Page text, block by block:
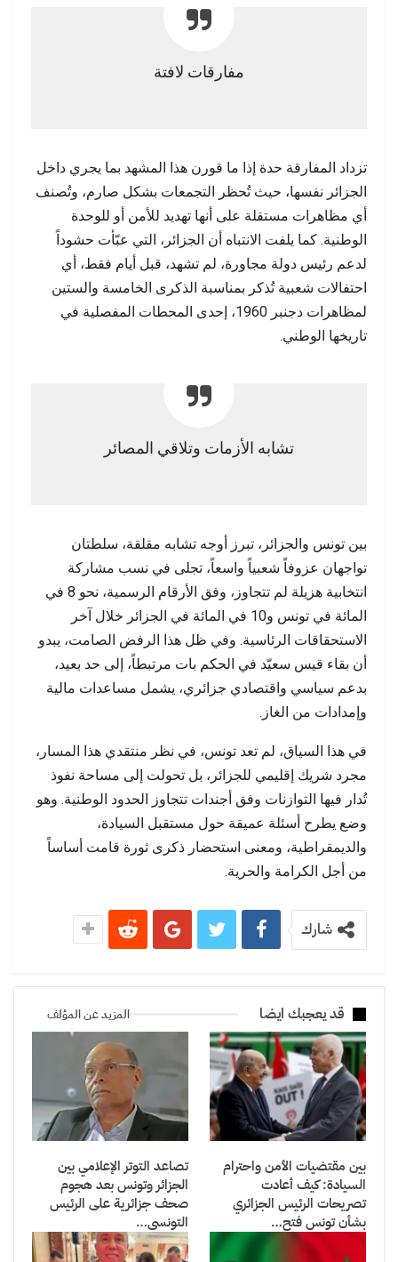
مفارقات لافتة
تزداد المفارقة حدة إذا ما قورن هذا المشهد بما يجري داخل
الجزائر نفسها، حيث تُحظر التجمعات بشكل صارم، وتُصنف
أي مظاهرات مستقلة على أنها تهديد للأمن أو للوحدة
الوطنية. كما يلفت الانتباه أن الجزائر، التي عبّأت حشوداً
لدعم رئيس دولة مجاورة، لم تشهد، قبل أيام فقط، أي
احتفالات شعبية تُذكر بمناسبة الذكرى الخامسة والستين
لمظاهرات دجنبر 1960، إحدى المحطات المفصلية في
تاريخها الوطني.
تشابه الأزمات وتلاقي المصائر
بين تونس والجزائر، تبرز أوجه تشابه مقلقة، سلطتان
تواجهان عزوفاً شعبياً واسعاً، تجلى في نسب مشاركة
انتخابية هزيلة لم تتجاوز، وفق الأرقام الرسمية، نحو 8 في
المائة في تونس و10 في المائة في الجزائر خلال آخر
الاستحقاقات الرئاسية. وفي ظل هذا الرفض الصامت، يبدو
أن بقاء قيس سعيّد في الحكم بات مرتبطاً، إلى حد بعيد،
بدعم سياسي واقتصادي جزائري، يشمل مساعدات مالية
وإمدادات من الغاز.
في هذا السياق، لم تعد تونس، في نظر منتقدي هذا المسار،
مجرد شريك إقليمي للجزائر، بل تحولت إلى مساحة نفوذ
تُدار فيها التوازنات وفق أجندات تتجاوز الحدود الوطنية. وهو
وضع يطرح أسئلة عميقة حول مستقبل السيادة،
والديمقراطية، ومعنى استحضار ذكرى ثورة قامت أساساً
من أجل الكرامة والحرية.
شارك
قد يعجبك ايضا المزيد عن المؤلف
بين مقتضيات الأمن واحترام
السيادة: كيف أعادت
تصريحات الرئيس الجزائري
بشأن تونس فتح…
تصاعد التوتر الإعلامي بين
الجزائر وتونس بعد هجوم
صحف جزائرية على الرئيس
التونسي…